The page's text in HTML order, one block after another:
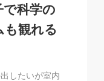
科学の
も観れる
したいが室内